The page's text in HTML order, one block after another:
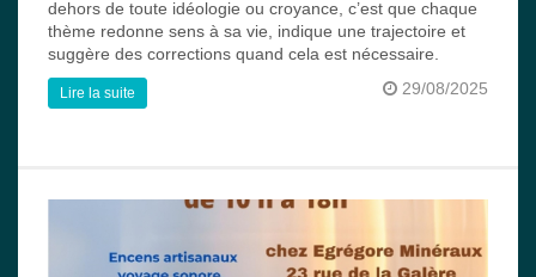
dehors de toute idéologie ou croyance, c’est que chaque
thème redonne sens à sa vie, indique une trajectoire et
suggère des corrections quand cela est nécessaire.
29/08/2025
Lire la suite